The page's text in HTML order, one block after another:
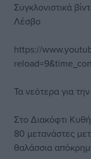
Συγκλονιστικά
Λέσβο
https://
Τα νεότερα για
Στο Διακόφτι
80 μετανάστες
θαλάσσια